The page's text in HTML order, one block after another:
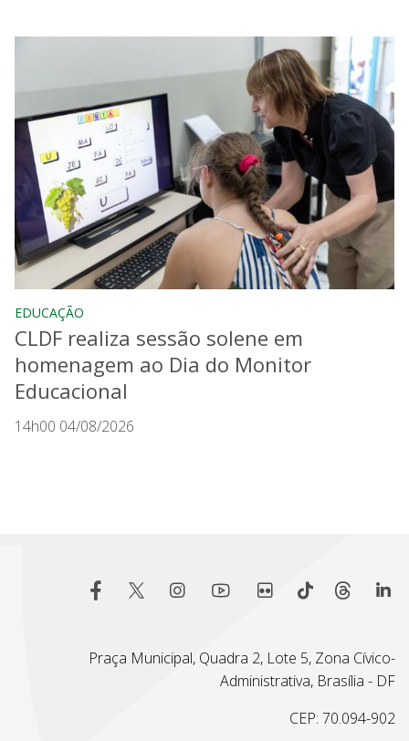
EDUCAÇÃO
CLDF realiza sessão solene em
homenagem ao Dia do Monitor
Educacional
14h00 04/08/2026
Praça Municipal, Quadra 2, Lote 5, Zona Cívico-
Administrativa, Brasília - DF
CEP: 70.094-902